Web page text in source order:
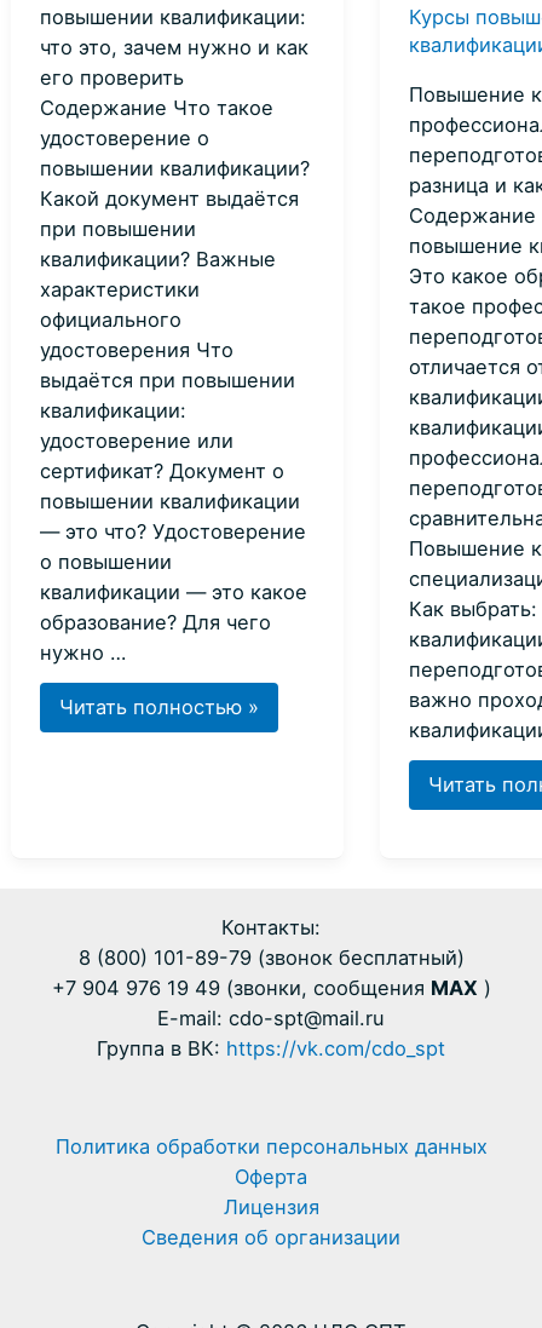
повышении квалификации:
что это, зачем нужно и как
его проверить
Содержание Что такое
удостоверение о
повышении квалификации?
Какой документ выдаётся
при повышении
квалификации? Важные
характеристики
официального
удостоверения Что
выдаётся при повышении
квалификации:
удостоверение или
сертификат? Документ о
повышении квалификации
— это что? Удостоверение
о повышении
квалификации — это какое
образование? Для чего
нужно …
Удостоверение
о
Читать полностью »
Курсы
Повышение
разница и
Содержание
повышение
Это какое
такое
отличается
Повышение
Как
важно
Повышение
разница?
Читать
Контакты:
8 (800) 101-89-79 (звонок бесплатный)
+7 904 976 19 49 (звонки, сообщения MAX )
E-mail: cdo-spt@mail.ru
Группа в ВК: https://vk.com/cdo_spt
Политика обработки персональных данных
Оферта
Лицензия
Сведения об организации